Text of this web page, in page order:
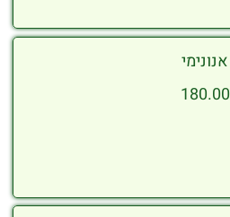
אנונימי
180.00